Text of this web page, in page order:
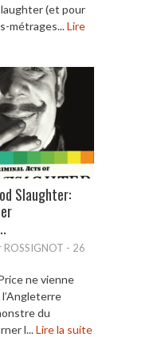
(et pour
métrages...Lire
Slaughter:
- 26
ne vienne
du
l...Lire la suite